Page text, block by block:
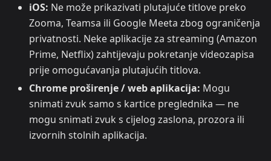
iOS: Ne može prikazivati plutajuće titlove preko
Zooma, Teamsa ili Google Meeta zbog ograničenja
privatnosti. Neke aplikacije za streaming (Amazon
Prime, Netflix) zahtijevaju pokretanje videozapisa
prije omogućavanja plutajućih titlova.
Chrome proširenje / web aplikacija: Mogu
snimati zvuk samo s kartice preglednika — ne
mogu snimati zvuk s cijelog zaslona, prozora ili
izvornih stolnih aplikacija.